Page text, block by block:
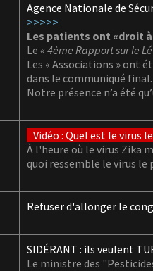
Agence Nationale de
>>>>>
Les patients ont «droit
Le « 4ème Rapport sur le
Les « Associations » ont
dans le communiqué final.
Notre présence n’a été
Vidéo : Quel est le virus
À l'heure où le virus Zika
quoi ressemble le virus le
Refuser d'allonger le
SIDÉRANT : ils veulent
Le ministre des